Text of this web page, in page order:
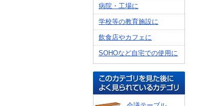
病院・工場に
学校等の教育施設に
飲食店やカフェに
SOHOなど自宅での使用に